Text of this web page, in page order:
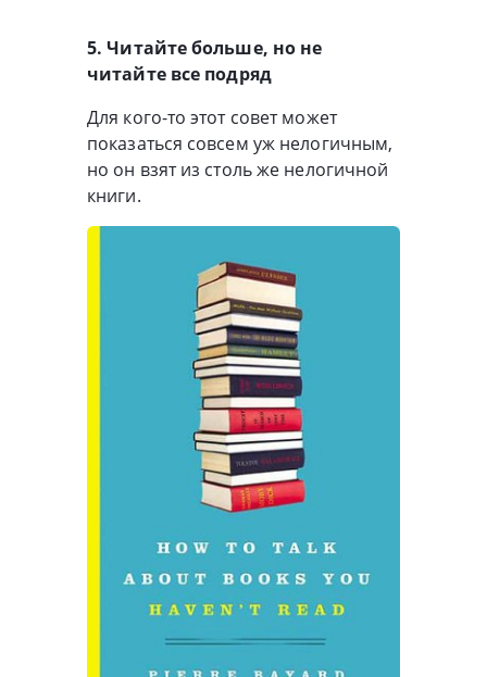
5. Читайте больше, но не
читайте все подряд
Для кого-то этот совет может
показаться совсем уж нелогичным,
но он взят из столь же нелогичной
книги.